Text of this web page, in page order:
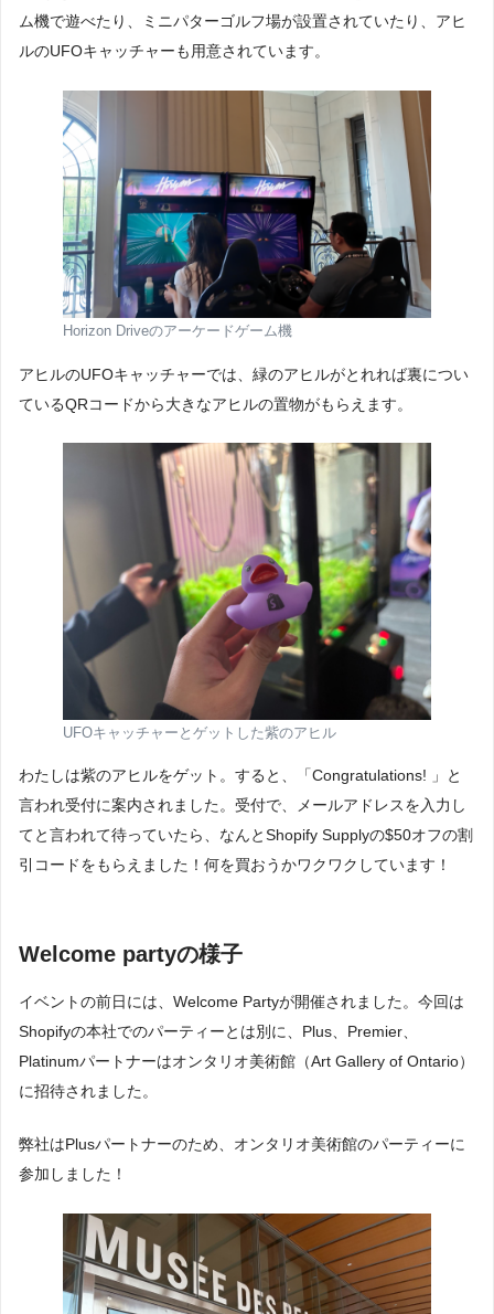
ム機で遊べたり、ミニパターゴルフ場が設置されていたり、アヒ
ルのUFOキャッチャーも用意されています。
Horizon Driveのアーケードゲーム機
アヒルのUFOキャッチャーでは、緑のアヒルがとれれば裏につい
ているQRコードから大きなアヒルの置物がもらえます。
UFOキャッチャーとゲットした紫のアヒル
わたしは紫のアヒルをゲット。すると、「Congratulations! 」と
言われ受付に案内されました。受付で、メールアドレスを入力し
てと言われて待っていたら、なんとShopify Supplyの$50オフの割
引コードをもらえました！何を買おうかワクワクしています！
Welcome partyの様子
イベントの前日には、Welcome Partyが開催されました。今回は
Shopifyの本社でのパーティーとは別に、Plus、Premier、
Platinumパートナーはオンタリオ美術館（Art Gallery of Ontario）
に招待されました。
弊社はPlusパートナーのため、オンタリオ美術館のパーティーに
参加しました！